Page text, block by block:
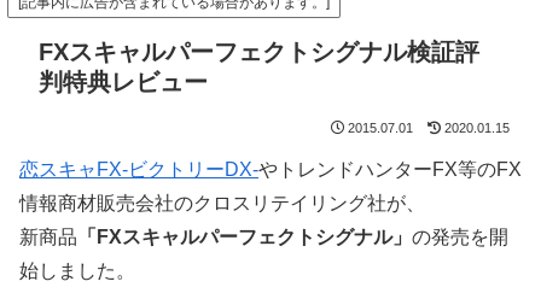
FXスキャルパーフェクトシグナル検証評
判特典レビュー
2015.07.01 2020.01.15
恋スキャFX-ビクトリーDX-やトレンドハンターFX等のFX
情報商材販売会社のクロスリテイリング社が、
新商品 「FXスキャルパーフェクトシグナル」 の発売を開
始しました。